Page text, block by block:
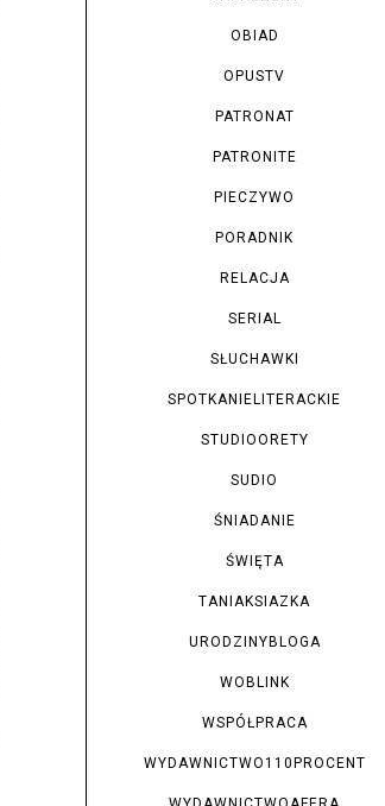
OBIAD
OPUSTV
PATRONAT
PATRONITE
PIECZYWO
PORADNIK
RELACJA
SERIAL
SŁUCHAWKI
SPOTKANIELITERACKIE
STUDIOORETY
SUDIO
ŚNIADANIE
ŚWIĘTA
TANIAKSIAZKA
URODZINYBLOGA
WOBLINK
WSPÓŁPRACA
WYDAWNICTWO110PROCENT